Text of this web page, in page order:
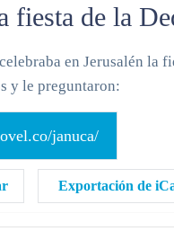
fiesta de la
en Jerusalén la
y le preguntaron:
januca/
Exportación de